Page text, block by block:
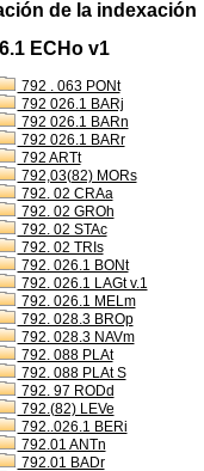
de la indexación
ECHo v1
792 . 063 PONt
792 026.1 BARj
792 026.1 BARn
792 026.1 BARr
792 ARTt
792,03(82) MORs
792. 02 CRAa
792. 02 GROh
792. 02 STAc
792. 02 TRIs
792. 026.1 BONt
792. 026.1 LAGt v.1
792. 026.1 MELm
792. 028.3 BROp
792. 028.3 NAVm
792. 088 PLAt
792. 088 PLAt S
792. 97 RODd
792.(82) LEVe
792..026.1 BERi
792.01 ANTn
792.01 BADr